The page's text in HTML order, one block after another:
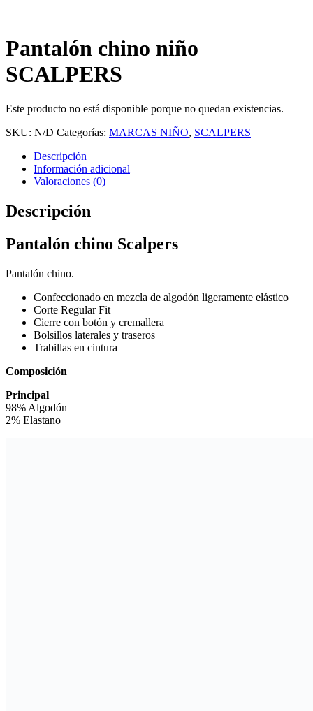
Pantalón chino niño
SCALPERS
Este producto no está disponible porque no quedan existencias.
SKU: N/D Categorías: MARCAS NIÑO, SCALPERS
Descripción
Información adicional
Valoraciones (0)
Descripción
Pantalón chino Scalpers
Pantalón chino.
Confeccionado en mezcla de algodón ligeramente elástico
Corte Regular Fit
Cierre con botón y cremallera
Bolsillos laterales y traseros
Trabillas en cintura
Composición
Principal
98% Algodón
2% Elastano